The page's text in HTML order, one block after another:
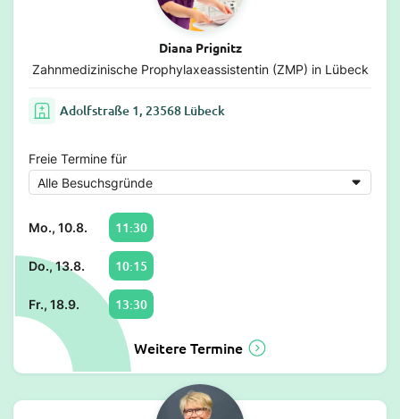
Diana Prignitz
Zahnmedizinische Prophylaxeassistentin (ZMP) in Lübeck
Adolfstraße 1, 23568 Lübeck
Freie Termine für
Mo., 10.8. 11:30
Do., 13.8. 10:15
Fr., 18.9. 13:30
Weitere Termine